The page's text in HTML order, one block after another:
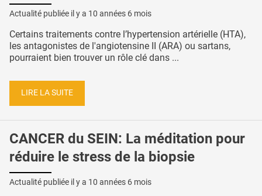
Actualité publiée il y a 10 années 6 mois
Certains traitements contre l’hypertension artérielle (HTA),
les antagonistes de l'angiotensine II (ARA) ou sartans,
pourraient bien trouver un rôle clé dans ...
LIRE LA SUITE
CANCER du SEIN: La méditation pour
réduire le stress de la biopsie
Actualité publiée il y a 10 années 6 mois